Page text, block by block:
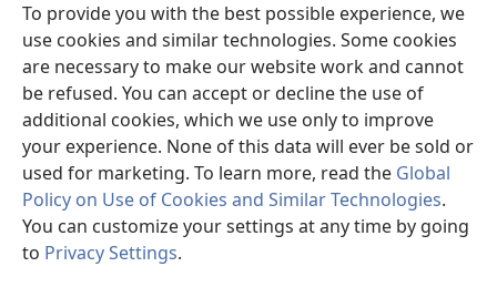
To provide you with the best possible experience, we
use cookies and similar technologies. Some cookies
are necessary to make our website work and cannot
be refused. You can accept or decline the use of
additional cookies, which we use only to improve
your experience. None of this data will ever be sold or
used for marketing. To learn more, read the Global
Policy on Use of Cookies and Similar Technologies.
You can customize your settings at any time by going
to Privacy Settings.
Chiwo
(opens
new
window)Watchtower ONLINE LIBRARY™
(opens
new
window)JW Hub ®
(opens
new
window)
Copyright© 2026 Watch Tower Bible and Tract Society of Pennsylvania.
CHIKEWA|RITO WECHE